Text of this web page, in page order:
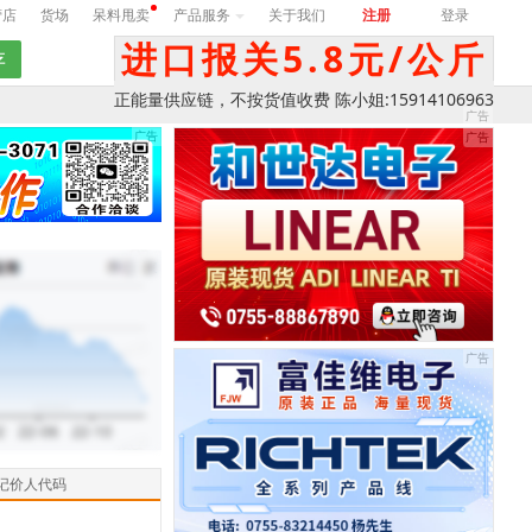
货场 呆料甩卖 产品服务 关于我们 注册 登录
进口报关5.8元/公斤
正能量供应链，不按货值收费 陈小姐:15914106963
价人代码